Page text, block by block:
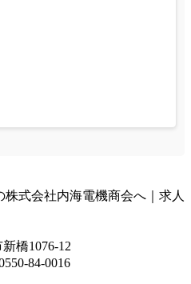
式会社内海電機商会へ｜求人
橋1076-12
84-0016